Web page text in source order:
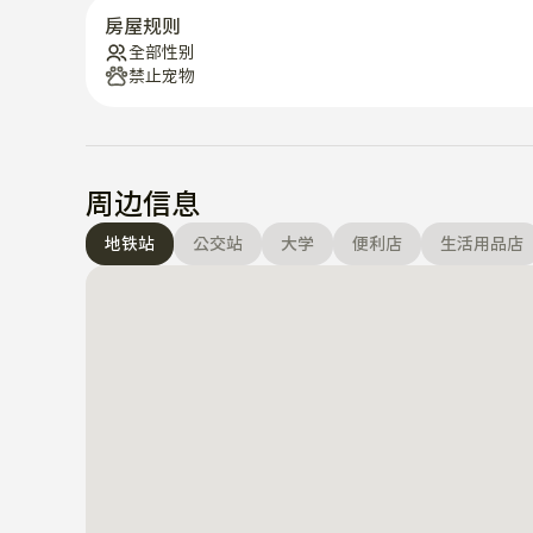
- 6号线高丽大学站步行3分钟，安岩站10分钟
- 高丽大学医院步行10分钟
大学路、东大门（购物中心）、DDP、北村、仁寺
101, 111(东大门), 144(交大), 173(新村), 273(弘大入口),
1017, 1111, 1112, 1222, 1227, 2222, 7211
房屋规则
全部性别
禁止宠物
周边信息
地铁站 公交站 大学 便利店 生活用品店